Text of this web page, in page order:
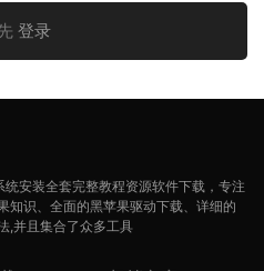
登录
安装全套完整教程资源软件下载，专注
知识、全面的黑苹果驱动下载、详细的
,并且集合了众多工具